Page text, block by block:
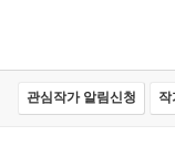
관심작가 알림신청 작